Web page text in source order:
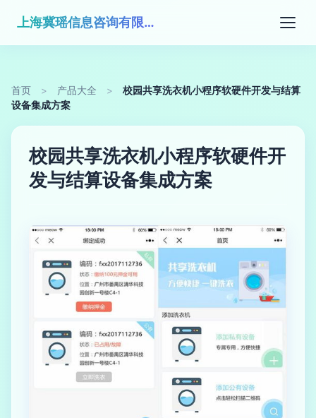
上海冀瑶信息咨询有限公司
首页 > 产品大全 >
校园共享洗衣机小程序软硬件开发与结算
设备集成方案
校园共享洗衣机小程序软硬件开
发与结算设备集成方案